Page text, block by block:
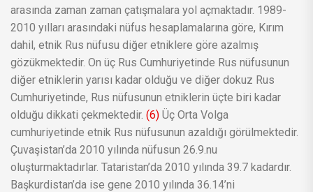
arasında zaman zaman çatışmalara yol açmaktadır. 1989-
2010 yılları arasındaki nüfus hesaplamalarına göre, Kırım
dahil, etnik Rus nüfusu diğer etniklere göre azalmış
gözükmektedir. On üç Rus Cumhuriyetinde Rus nüfusunun
diğer etniklerin yarısı kadar olduğu ve diğer dokuz Rus
Cumhuriyetinde, Rus nüfusunun etniklerin üçte biri kadar
olduğu dikkati çekmektedir. (6) Üç Orta Volga
cumhuriyetinde etnik Rus nüfusunun azaldığı görülmektedir.
Çuvaşistan’da 2010 yılında nüfusun 26.9.nu
oluşturmaktadırlar. Tataristan’da 2010 yılında 39.7 kadardır.
Başkurdistan’da ise gene 2010 yılında 36.14’ni